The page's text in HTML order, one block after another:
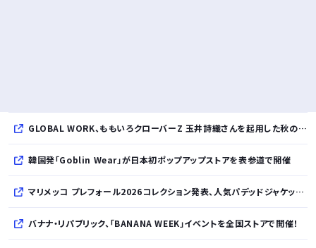
GLOBAL WORK、ももいろクローバーZ 玉井詩織さんを起用した秋のLOOK BOOKを先行公開
韓国発「Goblin Wear」が日本初ポップアップストアを表参道で開催
マリメッコ プレフォール2026コレクション発表、人気パデッドジャケットの日本限定カラーも登場
バナナ・リパブリック、「BANANA WEEK」イベントを全国ストアで開催！